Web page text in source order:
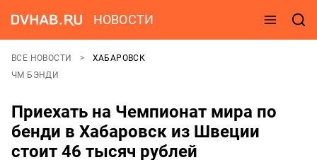
НОВОСТИ
ВСЕ НОВОСТИ
ХАБАРОВСК
ЧМ БЭНДИ
Приехать на Чемпионат мира по
бенди в Хабаровск из Швеции
стоит 46 тысяч рублей